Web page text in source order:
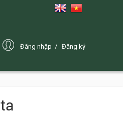
Đăng nhập Đăng ký